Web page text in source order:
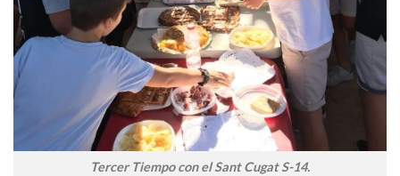
Tercer Tiempo con el Sant Cugat S-14.